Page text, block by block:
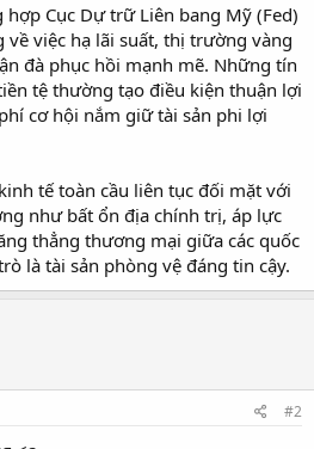
Cục Dự trữ Liên bang Mỹ (Fed)
việc hạ lãi suất, thị trường vàng
đà phục hồi mạnh mẽ. Những tín
tệ thường tạo điều kiện thuận lợi
cơ hội nắm giữ tài sản phi lợi
tế toàn cầu liên tục đối mặt với
như bất ổn địa chính trị, áp lực
thẳng thương mại giữa các quốc
là tài sản phòng vệ đáng tin cậy.
#2